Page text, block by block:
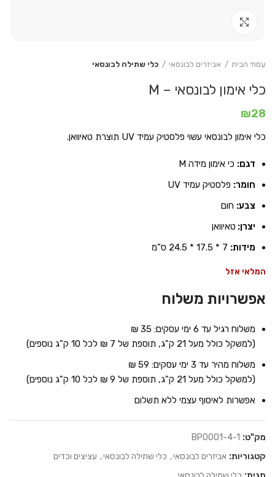
עמוד הבית אביזרים לבונסאי כלי שתילה לבונסאי
כלי אימון לבונסאי – M
₪28
כלי אימון לבונסאי עשוי פלסטיק עמיד UV תוצרת טאיוואן.
דגם: כי אימון מידה M
חומר: פלסטיק עמיד UV
צבע: חום
יצרן: טאיוואן
מידות:
המלאי אזל
אפשרויות משלוח
משלוח רגיל עד 6 ימי עסקים: 35 ₪
(למשקל כולל מעל 21 ק"ג, תוספת של 7 ₪ לכל 10 ק"ג נוספים)
משלוח מהיר עד 3 ימי עסקים: 59 ₪
(למשקל כולל מעל 21 ק"ג, תוספת של 9 ₪ לכל 10 ק"ג נוספים)
אפשרות לאיסוף עצמי ללא תשלום
מק"ט: BP0001-4-1
קטגוריות: אביזרים לבונסאי, כלי שתילה לבונסאי, עציצים וכדים